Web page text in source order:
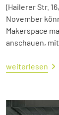
(Hailerer Str.
November
Makerspace
anschauen,
weiterlesen